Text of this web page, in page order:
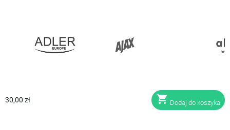
30,00 zł shopping_cart Dodaj do koszyka